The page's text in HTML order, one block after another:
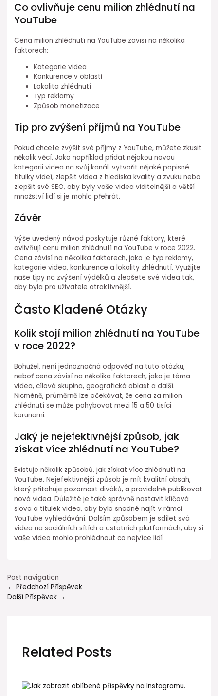
Co ovlivňuje cenu milion zhlédnutí na
YouTube
Cena milion zhlédnutí na YouTube závisí na několika
faktorech:
Kategorie videa
Konkurence v oblasti
Lokalita zhlédnutí
Typ reklamy
Způsob monetizace
Tip pro zvýšení příjmů na YouTube
Pokud chcete zvýšit své příjmy z YouTube, můžete zkusit
několik věcí. Jako například přidat nějakou novou
kategorii videa na svůj kanál, vytvořit nějaké popisné
titulky videí, zlepšit videa z hlediska kvality a zvuku nebo
zlepšit své SEO, aby byly vaše videa viditelnější a větší
množství lidí si je mohlo přehrát.
Závěr
Výše uvedený návod poskytuje různé faktory, které
ovlivňují cenu milion zhlédnutí na YouTube v roce 2022.
Cena závisí na několika faktorech, jako je typ reklamy,
kategorie videa, konkurence a lokality zhlédnutí. Využijte
naše tipy na zvýšení výdělků a zlepšete své videa tak,
aby byla pro uživatele atraktivnější.
Často Kladené Otázky
Kolik stojí milion zhlédnutí na YouTube
v roce 2022?
Bohužel, není jednoznačná odpověď na tuto otázku,
neboť cena závisí na několika faktorech, jako je téma
videa, cílová skupina, geografická oblast a další.
Nicméně, průměrně lze očekávat, že cena za milion
zhlédnutí se může pohybovat mezi 15 a 50 tisíci
korunami.
Jaký je nejefektivnější způsob, jak
získat více zhlédnutí na YouTube?
Existuje několik způsobů, jak získat více zhlédnutí na
YouTube. Nejefektivnější způsob je mít kvalitní obsah,
který přitahuje pozornost diváků, a pravidelně publikovat
nová videa. Důležité je také správně nastavit klíčová
slova a titulek videa, aby bylo snadné najít v rámci
YouTube vyhledávání. Dalším způsobem je sdílet svá
videa na sociálních sítích a ostatních platformách, aby si
vaše video mohlo prohlédnout co nejvíce lidí.
Post navigation
← Předchozí Příspěvek
Další Příspěvek →
Related Posts